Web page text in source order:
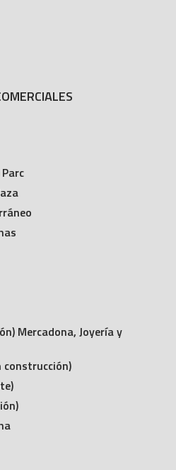
Mercadona, Joyería y
construcción)